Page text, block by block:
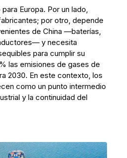
Europa. Por un lado,
por otro, depende
de China —baterías,
y necesita
para cumplir su
las emisiones de gases de
2030. En este contexto, los
como un punto intermedio
y la continuidad del